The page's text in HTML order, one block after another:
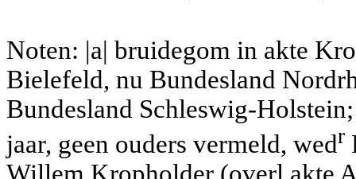
Noten: |a| bruidegom in akte
Bielefeld, nu Bundesland
Bundesland Schleswig-
jaar, geen ouders vermeld, wedr